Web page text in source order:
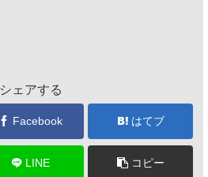
シェアする
Facebook はてブ
LINE コピー